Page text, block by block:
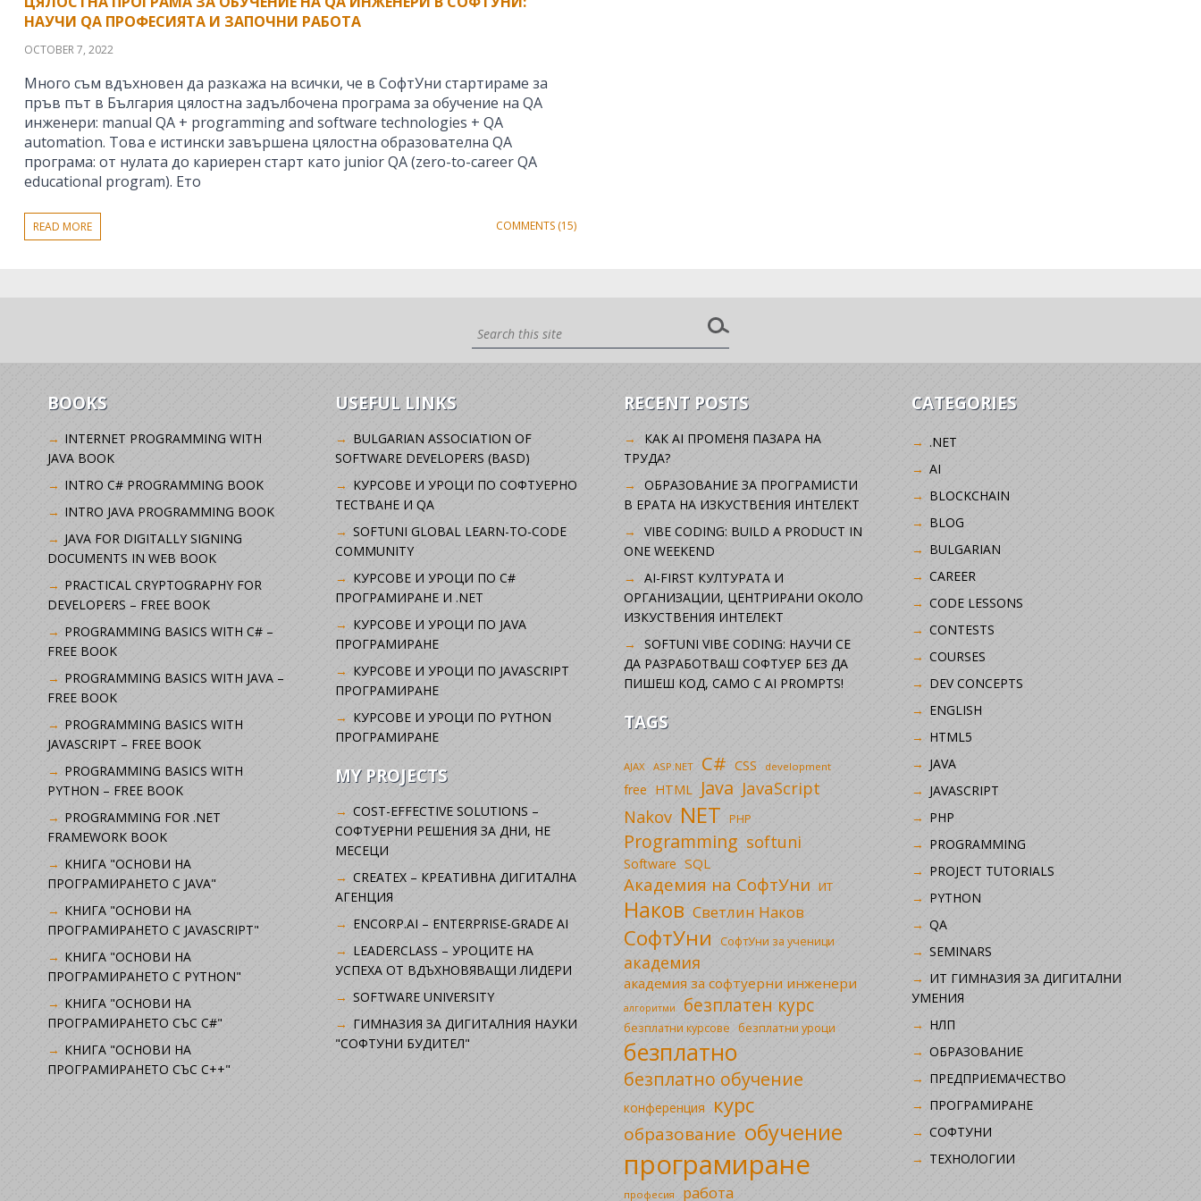
НАУЧИ QA ПРОФЕСИЯТА И ЗАПОЧНИ РАБОТА
OCTOBER 7, 2022
Много съм вдъхновен да разкажа на всички, че в СофтУни стартираме за
пръв път в България цялостна задълбочена програма за обучение на QA
инженери: manual QA + programming and software technologies + QA
automation. Това е истински завършена цялостна образователна QA
програма: от нулата до кариерен старт като junior QA (zero-to-career QA
educational program). Ето
READ MORE COMMENTS (15)
BOOKS
INTERNET PROGRAMMING WITH
JAVA BOOK
INTRO C# PROGRAMMING BOOK
INTRO JAVA PROGRAMMING BOOK
JAVA FOR DIGITALLY SIGNING
DOCUMENTS IN WEB BOOK
PRACTICAL CRYPTOGRAPHY FOR
DEVELOPERS – FREE BOOK
PROGRAMMING BASICS WITH C# –
FREE BOOK
PROGRAMMING BASICS WITH JAVA –
FREE BOOK
PROGRAMMING BASICS WITH
JAVASCRIPT – FREE BOOK
PROGRAMMING BASICS WITH
PYTHON – FREE BOOK
PROGRAMMING FOR .NET
FRAMEWORK BOOK
КНИГА "ОСНОВИ НА
ПРОГРАМИРАНЕТО С JAVA"
КНИГА "ОСНОВИ НА
ПРОГРАМИРАНЕТО С JAVASCRIPT"
КНИГА "ОСНОВИ НА
ПРОГРАМИРАНЕТО С PYTHON"
КНИГА "ОСНОВИ НА
ПРОГРАМИРАНЕТО СЪС C#"
КНИГА "ОСНОВИ НА
ПРОГРАМИРАНЕТО СЪС C++"
USEFUL LINKS
BULGARIAN ASSOCIATION OF
SOFTWARE DEVELOPERS (BASD)
KУРСОВЕ И УРОЦИ ПО СОФТУЕРНО
ТЕСТВАНЕ И QA
SOFTUNI GLOBAL LEARN-TO-CODE
COMMUNITY
КУРСОВЕ И УРОЦИ ПО C#
ПРОГРАМИРАНЕ И .NET
КУРСОВЕ И УРОЦИ ПО JAVA
ПРОГРАМИРАНЕ
КУРСОВЕ И УРОЦИ ПО JAVASCRIPT
ПРОГРАМИРАНЕ
КУРСОВЕ И УРОЦИ ПО PYTHON
ПРОГРАМИРАНЕ
MY PROJECTS
COST-EFFECTIVE SOLUTIONS –
СОФТУЕРНИ РЕШЕНИЯ ЗА ДНИ, НЕ
МЕСЕЦИ
CREATEX – КРЕАТИВНА ДИГИТАЛНА
АГЕНЦИЯ
ENCORP.AI – ENTERPRISE-GRADE AI
LEADERCLASS – УРОЦИТЕ НА
УСПЕХА ОТ ВДЪХНОВЯВАЩИ ЛИДЕРИ
SOFTWARE UNIVERSITY
ГИМНАЗИЯ ЗА ДИГИТАЛНИЯ НАУКИ
"СОФТУНИ БУДИТЕЛ"
RECENT POSTS
КАК AI ПРОМЕНЯ ПАЗАРА НА
ТРУДА?
ОБРАЗОВАНИЕ ЗА ПРОГРАМИСТИ
В ЕРАТА НА ИЗКУСТВЕНИЯ ИНТЕЛЕКТ
VIBE CODING: BUILD A PRODUCT IN
ONE WEEKEND
AI-FIRST КУЛТУРАТА И
ОРГАНИЗАЦИИ, ЦЕНТРИРАНИ ОКОЛО
ИЗКУСТВЕНИЯ ИНТЕЛЕКТ
SOFTUNI VIBE CODING: НАУЧИ СЕ
ДА РАЗРАБОТВАШ СОФТУЕР БЕЗ ДА
ПИШЕШ КОД, САМО С AI PROMPTS!
TAGS
AJAX ASP.NET C# CSS development
free HTML Java JavaScript
Nakov NET PHP
Programming softuni
Software SQL
Академия на СофтУни ИТ
Наков Светлин Наков
СофтУни СофтУни за ученици
академия
академия за софтуерни инженери
алгоритми безплатен курс
безплатни курсове безплатни уроци
безплатно
безплатно обучение
конференция курс
образование обучение
програмиране
професия работа
CATEGORIES
.NET
AI
BLOCKCHAIN
BLOG
BULGARIAN
CAREER
CODE LESSONS
CONTESTS
COURSES
DEV CONCEPTS
ENGLISH
HTML5
JAVA
JAVASCRIPT
PHP
PROGRAMMING
PROJECT TUTORIALS
PYTHON
QA
SEMINARS
ИТ ГИМНАЗИЯ ЗА ДИГИТАЛНИ
УМЕНИЯ
НЛП
ОБРАЗОВАНИЕ
ПРЕДПРИЕМАЧЕСТВО
ПРОГРАМИРАНЕ
СОФТУНИ
ТЕХНОЛОГИИ